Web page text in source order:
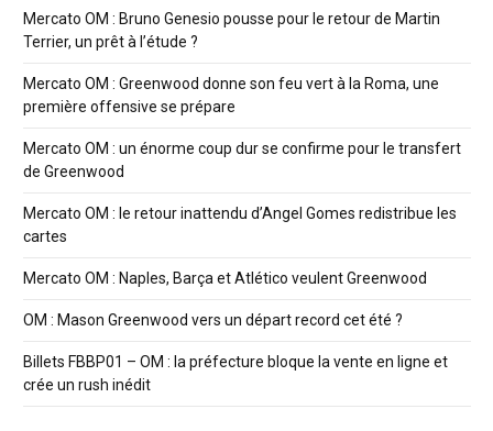
Mercato OM : Bruno Genesio pousse pour le retour de Martin
Terrier, un prêt à l’étude ?
Mercato OM : Greenwood donne son feu vert à la Roma, une
première offensive se prépare
Mercato OM : un énorme coup dur se confirme pour le transfert
de Greenwood
Mercato OM : le retour inattendu d’Angel Gomes redistribue les
cartes
Mercato OM : Naples, Barça et Atlético veulent Greenwood
OM : Mason Greenwood vers un départ record cet été ?
Billets FBBP01 – OM : la préfecture bloque la vente en ligne et
crée un rush inédit